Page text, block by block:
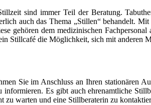
sind immer Teil der Beratung.
auch das Thema „Stillen“ behandelt.
gehören dem medizinischen
Stillcafé die Möglichkeit, sich mit anderen
Sie im Anschluss an Ihren stationären
informieren. Es gibt auch ehrenamtliche
warten und eine Stillberaterin zu